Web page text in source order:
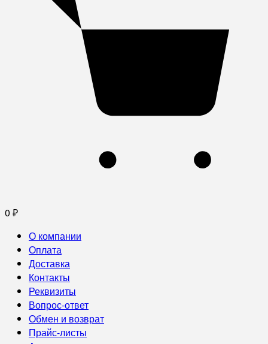
0 ₽
О компании
Оплата
Доставка
Контакты
Реквизиты
Вопрос-ответ
Обмен и возврат
Прайс-листы